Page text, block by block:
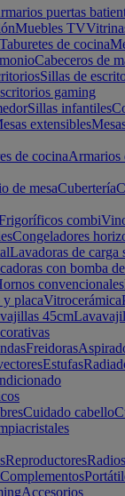
puertas
Muebles TV
Taburetes de cocina
Cabeceros de
Sillas de
gaming
Sillas infantiles
extensibles
de cocinaArmarios
de mesaCubertería
combi
Congeladores
Lavadoras de carga
con bomba
convencionales
placaVitrocerámica
45cm
Freidoras
Estufas
Cuidado cabello
ReproductoresRadios
Complementos
Accesorios